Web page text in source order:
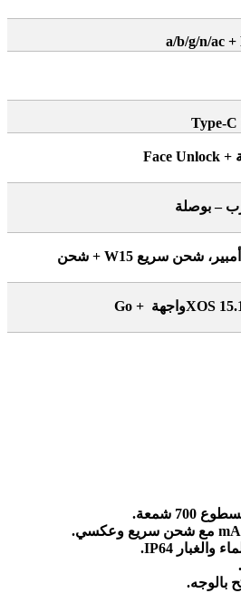
a/b/g/n/ac
Type-C
+ Face Unlock
– بوصلة
شحن سريع 15 W +
شحن
Go + واجهةXOS
700 شمعة
.
مع شحن سريع وعكسي.
والغبار IP64.
.
بالوجه.